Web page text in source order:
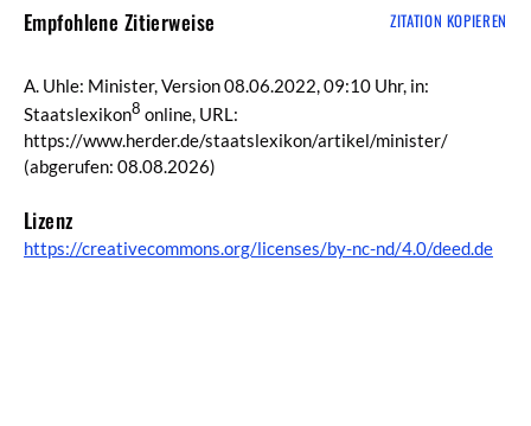
Empfohlene Zitierweise ZITATION KOPIEREN
A. Uhle: Minister, Version 08.06.2022, 09:10 Uhr, in:
Staatslexikon8 online, URL:
https://www.herder.de/staatslexikon/artikel/minister/
(abgerufen: 08.08.2026)
Lizenz
https://creativecommons.org/licenses/by-nc-nd/4.0/deed.de